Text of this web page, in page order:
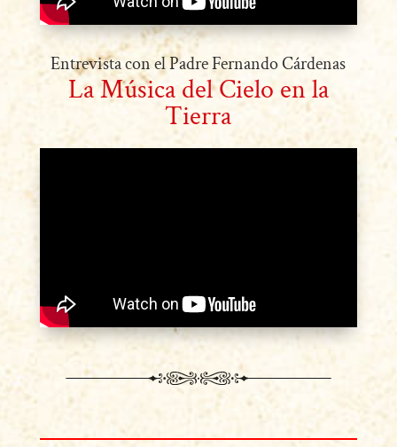
Entrevista con el Padre Fernando Cárdenas
La Música del Cielo en la
Tierra